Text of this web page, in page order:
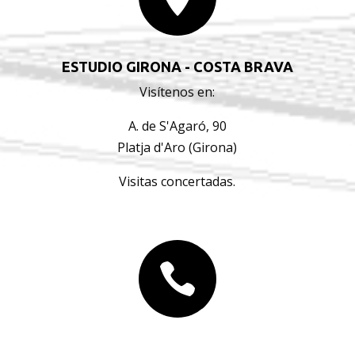
ESTUDIO GIRONA - COSTA BRAVA
Visítenos en:
A. de S'Agaró, 90
Platja d'Aro (Girona)
Visitas concertadas.
